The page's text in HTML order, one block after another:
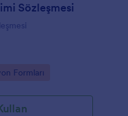
Sözleşmesi
Formları